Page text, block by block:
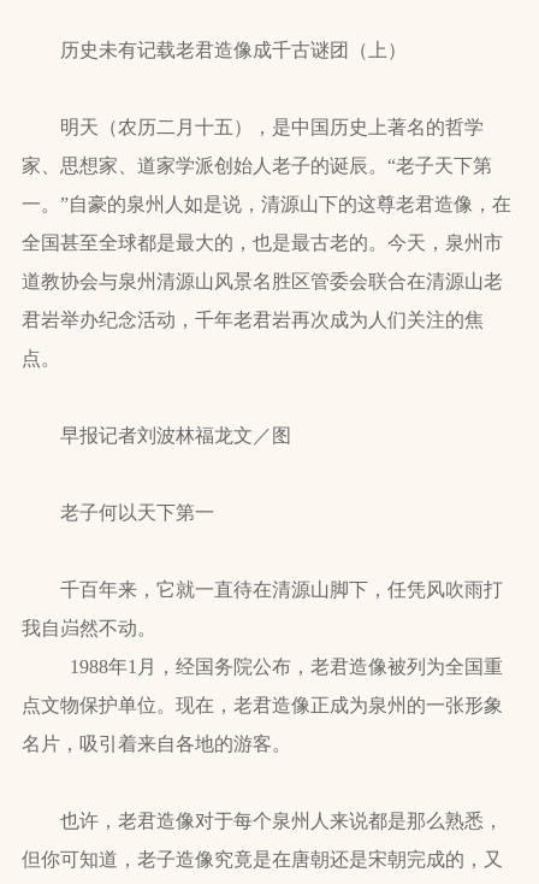
历史未有记载老君造像成千古谜团（上）
明天（农历二月十五），是中国历史上著名的哲学
家、思想家、道家学派创始人老子的诞辰。“老子天下第
一。”自豪的泉州人如是说，清源山下的这尊老君造像，在
全国甚至全球都是最大的，也是最古老的。今天，泉州市
道教协会与泉州清源山风景名胜区管委会联合在清源山老
君岩举办纪念活动，千年老君岩再次成为人们关注的焦
点。
早报记者刘波林福龙文／图
老子何以天下第一
千百年来，它就一直待在清源山脚下，任凭风吹雨打
我自岿然不动。
1988年1月，经国务院公布，老君造像被列为全国重
点文物保护单位。现在，老君造像正成为泉州的一张形象
名片，吸引着来自各地的游客。
也许，老君造像对于每个泉州人来说都是那么熟悉，
但你可知道，老子造像究竟是在唐朝还是宋朝完成的，又